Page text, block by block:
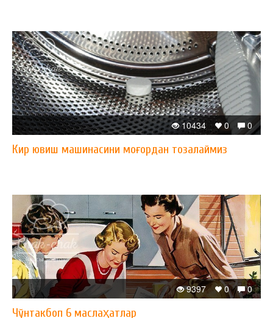
0
0
10434
Кир ювиш машинасини моғордан тозалаймиз
0
0
9397
Чўнтакбоп 6 маслаҳатлар